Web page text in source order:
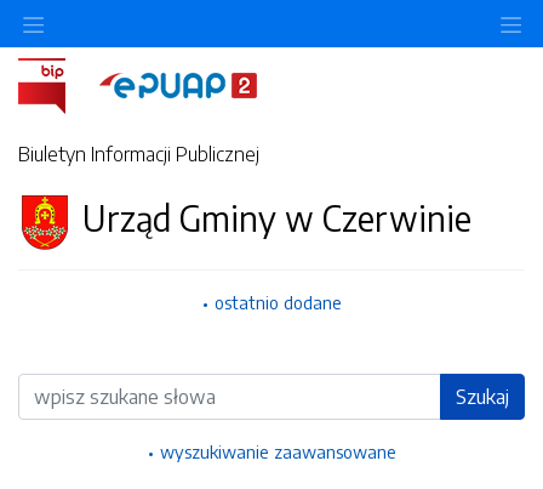
Biuletyn Informacji Publicznej
Urząd Gminy w Czerwinie
ostatnio dodane
Wyszukiwarka Szukaj
wyszukiwanie zaawansowane